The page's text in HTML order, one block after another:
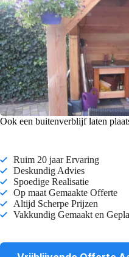
Ook een buitenverblijf laten
Ruim 20 jaar Ervaring
Deskundig Advies
Spoedige Realisatie
Op maat Gemaakte Offerte
Altijd Scherpe Prijzen
Vakkundig Gemaakt en